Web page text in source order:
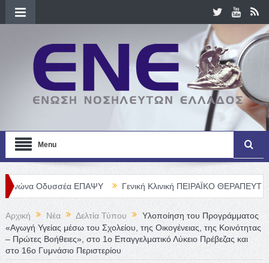
Menu
ΕΠΑΨΥ Γενική Κλινική ΠΕΙΡΑΪΚΟ ΘΕΡΑΠΕΥΤΗΡΙΟ Α. Ε. –
Αρχική Νέα Δελτία Τύπου
Υλοποίηση του Προγράμματος
«Αγωγή Υγείας μέσω του Σχολείου, της Οικογένειας, της Κοινότητας
– Πρώτες Βοήθειες», στο 1ο Επαγγελματικό Λύκειο Πρέβεζας και
στο 16ο Γυμνάσιο Περιστερίου